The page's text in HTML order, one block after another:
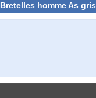
Bretelles homme As gris